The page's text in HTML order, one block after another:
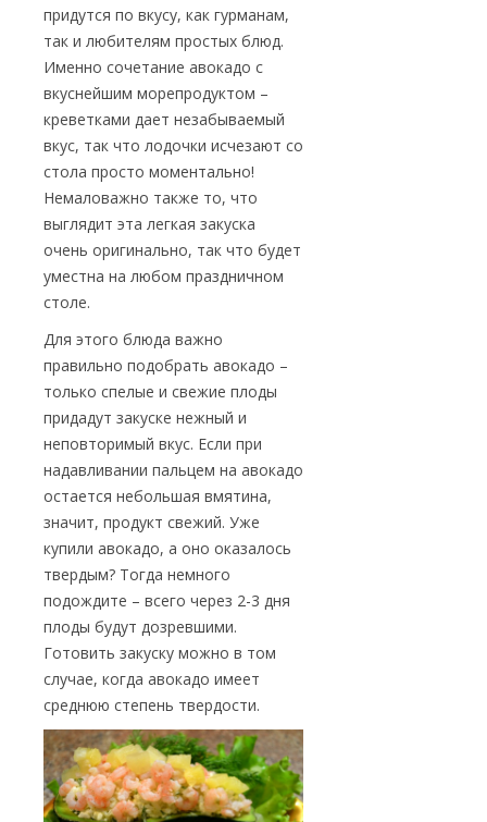
придутся по вкусу, как гурманам,
так и любителям простых блюд.
Именно сочетание авокадо с
вкуснейшим морепродуктом –
креветками дает незабываемый
вкус, так что лодочки исчезают со
стола просто моментально!
Немаловажно также то, что
выглядит эта легкая закуска
очень оригинально, так что будет
уместна на любом праздничном
столе.
Для этого блюда важно
правильно подобрать авокадо –
только спелые и свежие плоды
придадут закуске нежный и
неповторимый вкус. Если при
надавливании пальцем на авокадо
остается небольшая вмятина,
значит, продукт свежий. Уже
купили авокадо, а оно оказалось
твердым? Тогда немного
подождите – всего через 2-3 дня
плоды будут дозревшими.
Готовить закуску можно в том
случае, когда авокадо имеет
среднюю степень твердости.